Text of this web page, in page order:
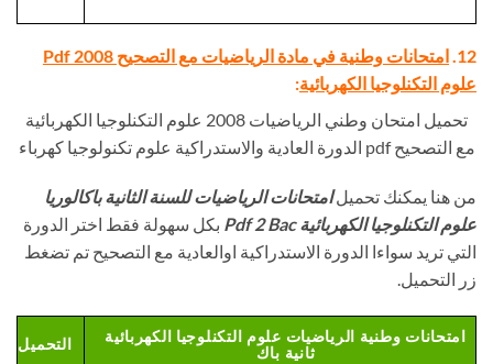
12.
امتحانات وطنية في مادة الرياضيات مع التصحيح Pdf 2008
علوم التكنلوجيا الكهربائية:
تحميل امتحان وطني الرياضيات 2008 علوم التكنلوجيا الكهربائية
مع التصحيح pdf الدورة العادية والاستدراكية علوم تكنولوجيا كهرباء
من هنا يمكنك تحميلامتحانات الرياضيات للسنة الثانية باكالوريا
علوم التكنلوجيا الكهربائية Pdf 2 Bac
بكل سهولة فقط اختر الدورة
التي تريد سواءا الدورة الاستدراكية اوالعادية مع التصحيح تم تضغط
زر التحميل.
امتحانات وطنية الرياضيات علوم التكنلوجيا الكهربائية
ثانية باك
التحميل